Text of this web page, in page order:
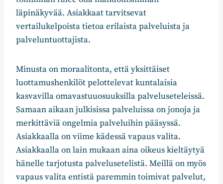
läpinäkyvää. Asiakkaat tarvitsevat
vertailukelpoista tietoa erilaista palveluista ja
palveluntuottajista.
Minusta on moraalitonta, että yksittäiset
luottamushenkilöt pelottelevat kuntalaisia
kasvavilla omavastuuosuuksilla palveluseteleissä.
Samaan aikaan julkisissa palveluissa on jonoja ja
merkittäviä ongelmia palveluihin pääsyssä.
Asiakkaalla on viime kädessä vapaus valita.
Asiakkaalla on lain mukaan aina oikeus kieltäytyä
hänelle tarjotusta palvelusetelistä. Meillä on myös
vapaus valita entistä paremmin toimivat palvelut,